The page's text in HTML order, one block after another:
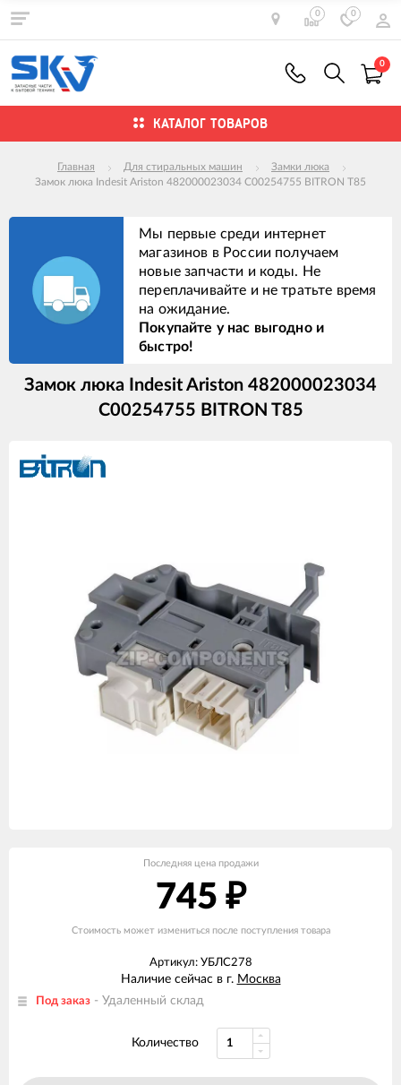
0 0
0
КАТАЛОГ ТОВАРОВ
Главная Для стиральных машин
Замки люка
Замок люка Indesit Ariston 482000023034 C00254755 BITRON T85
Мы первые среди интернет
магазинов в России получаем
новые запчасти и коды. Не
переплачивайте и не тратьте время
на ожидание.
Покупайте у нас выгодно и
быстро!
Замок люка Indesit Ariston 482000023034
C00254755 BITRON T85
Изображения
Последняя цена продажи
745 ₽
Стоимость может измениться после поступления товара
Артикул: УБЛС278
Наличие сейчас в г. Москва
Под заказ - Удаленный склад
Количество